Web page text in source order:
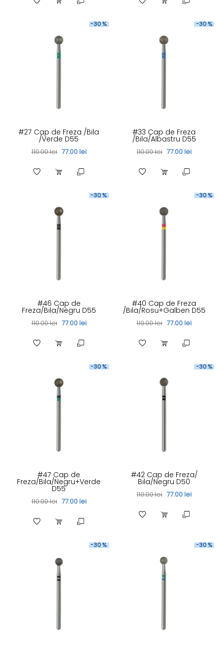
-30 %
#27 Cap de Freza /Bila
/Verde D55
110.00 lei 77.00 lei
-30 %
#33 Cap de Freza
/Bila/Albastru D55
110.00 lei 77.00 lei
-30 %
#46 Cap de
Freza/Bila/Negru D55
110.00 lei 77.00 lei
-30 %
#40 Cap de Freza
/Bila/Rosu+Galben D55
110.00 lei 77.00 lei
-30 %
#47 Cap de
Freza/Bila/Negru+Verde
D55
110.00 lei 77.00 lei
-30 %
#42 Cap de Freza/
Bila/Negru D50
110.00 lei 77.00 lei
-30 % -30 %